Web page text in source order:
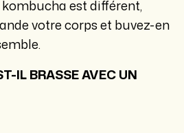
est différent,
votre corps et buvez-en
IL BRASSE AVEC UN